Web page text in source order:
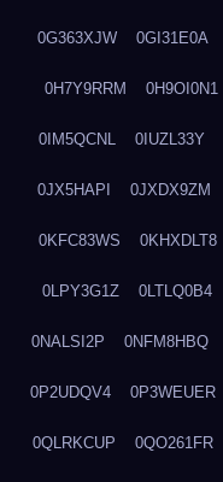
0G363XJW 0GI31E0A
0H7Y9RRM 0H9OI0N1
0IM5QCNL 0IUZL33Y
0JX5HAPI 0JXDX9ZM
0KFC83WS 0KHXDLT8
0LPY3G1Z 0LTLQ0B4
0NALSI2P 0NFM8HBQ
0P2UDQV4 0P3WEUER
0QLRKCUP 0QO261FR